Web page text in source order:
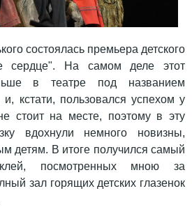
состоялась премьера детского
сердце". На самом деле этот
в театре под названием
кстати, пользовался успехом у
стоит на месте, поэтому в эту
вдохнули немного новизны,
детям. В итоге получился самый
посмотренных мною за
зал горящих детских глазенок